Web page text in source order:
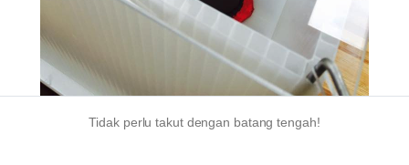
Tidak perlu takut dengan batang tengah!